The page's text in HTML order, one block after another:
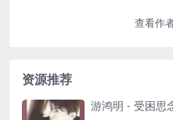
查看作
资源推荐
游鸿明 - 受困思